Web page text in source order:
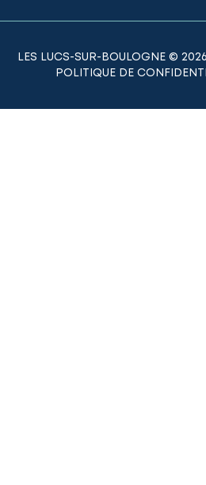
LES LUCS-SUR-BOULOGNE © 2026
POLITIQUE DE